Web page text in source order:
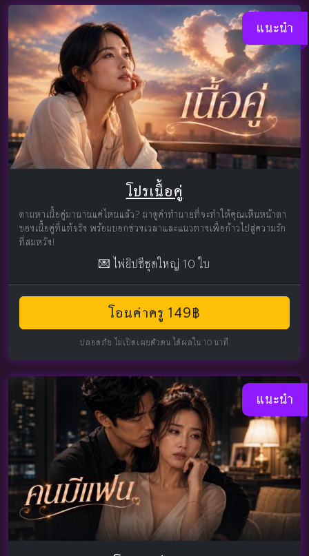
แนะนำ
โปรเนื้อคู่
ตามหาเนื้อคู่มานานแค่ไหนแล้ว? มาดูคำทำนายที่จะทำให้คุณเห็นหน้าตา
ของเนื้อคู่ที่แท้จริง พร้อมบอกช่วงเวลาและแนวทางเพื่อก้าวไปสู่ความรัก
ที่สมหวัง!
💌 ไพ่ยิปซีชุดใหญ่ 10 ใบ
โอนค่าครู 149฿
ปลอดภัย ไม่เปิดเผยตัวตน ได้ผลใน 10 นาที
แนะนำ